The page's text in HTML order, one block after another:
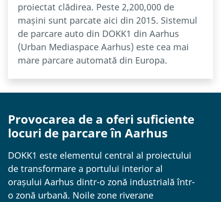
proiectat clădirea. Peste 2,200,000 de
mașini sunt parcate aici din 2015. Sistemul
de parcare auto din DOKK1 din Aarhus
(Urban Mediaspace Aarhus) este cea mai
mare parcare automată din Europa.
Provocarea de a oferi suficiente
locuri de parcare în Aarhus
DOKK1 este elementul central al proiectului
de transformare a portului interior al
orașului Aarhus dintr-o zonă industrială într-
o zonă urbană. Noile zone riverane